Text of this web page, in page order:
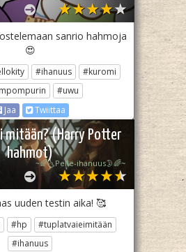
sanrio hahmoja
😍
#ihanuus
#kuromi
#uwu
Jaa
Twiittaa
mitään? (Harry Potter
hahmot)
~🌈🌜Pelle-ihanuus🌛🌈~
uuden testin aika! 🥰
#hp
#tuplatvaieimitään
#ihanuus